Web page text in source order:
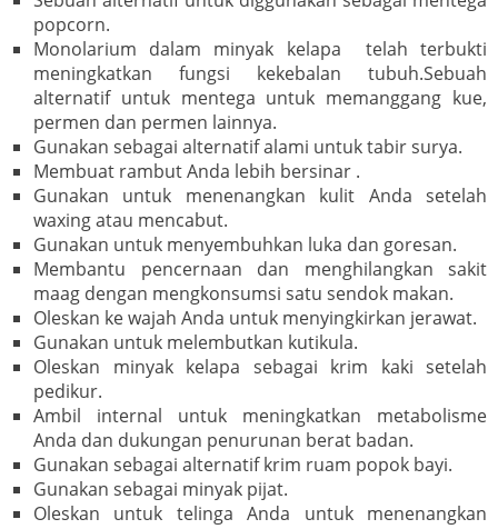
popcorn.
Monolarium dalam minyak kelapa telah terbukti
meningkatkan fungsi kekebalan tubuh.Sebuah
alternatif untuk mentega untuk memanggang kue,
permen dan permen lainnya.
Gunakan sebagai alternatif alami untuk tabir surya.
Membuat rambut Anda lebih bersinar .
Gunakan untuk menenangkan kulit Anda setelah
waxing atau mencabut.
Gunakan untuk menyembuhkan luka dan goresan.
Membantu pencernaan dan menghilangkan sakit
maag dengan mengkonsumsi satu sendok makan.
Oleskan ke wajah Anda untuk menyingkirkan jerawat.
Gunakan untuk melembutkan kutikula.
Oleskan minyak kelapa sebagai krim kaki setelah
pedikur.
Ambil internal untuk meningkatkan metabolisme
Anda dan dukungan penurunan berat badan.
Gunakan sebagai alternatif krim ruam popok bayi.
Gunakan sebagai minyak pijat.
Oleskan untuk telinga Anda untuk menenangkan